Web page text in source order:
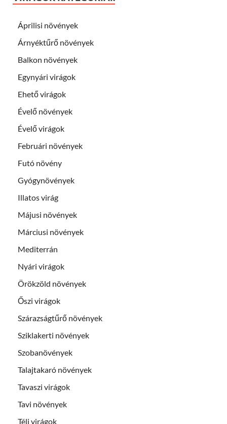
Áprilisi növények
Árnyéktűrő növények
Balkon növények
Egynyári virágok
Ehető virágok
Évelő növények
Évelő virágok
Februári növények
Futó növény
Gyógynövények
Illatos virág
Májusi növények
Márciusi növények
Mediterrán
Nyári virágok
Örökzöld növények
Őszi virágok
Szárazságtűrő növények
Sziklakerti növények
Szobanövények
Talajtakaró növények
Tavaszi virágok
Tavi növények
Téli virágok